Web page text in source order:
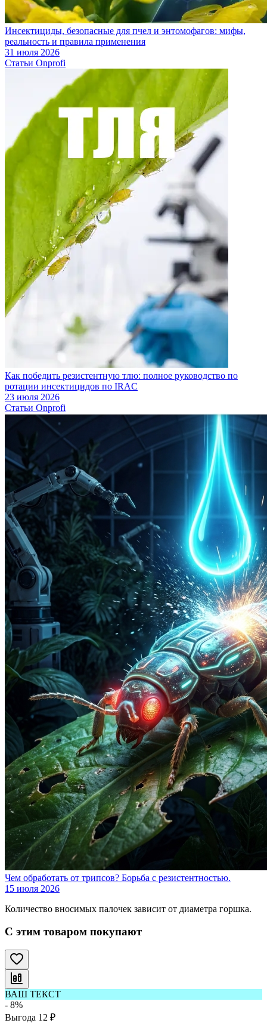
Инсектициды, безопасные для пчел и энтомофагов: мифы,
реальность и правила применения
31 июля 2026
Статьи Onprofi
Как победить резистентную тлю: полное руководство по
ротации инсектицидов по IRAC
23 июля 2026
Статьи Onprofi
Чем обработать от трипсов? Борьба с резистентностью.
15 июля 2026
Количество вносимых палочек зависит от диаметра горшка.
С этим товаром покупают
ВАШ ТЕКСТ
- 8%
Выгода 12 ₽